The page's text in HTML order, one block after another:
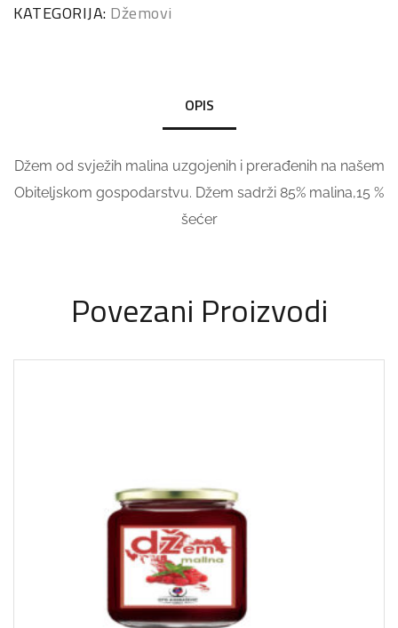
KATEGORIJA: Džemovi
OPIS
Džem od svježih malina uzgojenih i prerađenih na našem
Obiteljskom gospodarstvu. Džem sadrži 85% malina,15 %
šećer
Povezani Proizvodi